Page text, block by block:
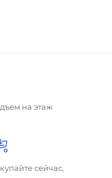
на этаж
сейчас,